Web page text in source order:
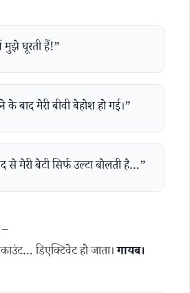
घूरती हैं!”
के बाद मेरी बीवी बेहोश हो गई।”
से मेरी बेटी सिर्फ उल्टा बोलती है…”
डिएक्टिवेट हो जाता।गायब।